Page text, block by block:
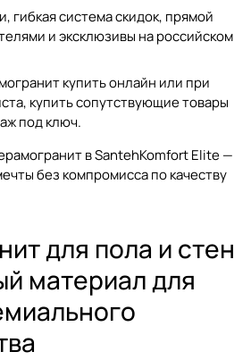
гибкая система скидок, прямой
и эксклюзивы на российском
купитьонлайн или при
купить сопутствующие товары
под ключ.
в SantehKomfort Elite —
без компромисса по качеству
для пола и стен
материал для